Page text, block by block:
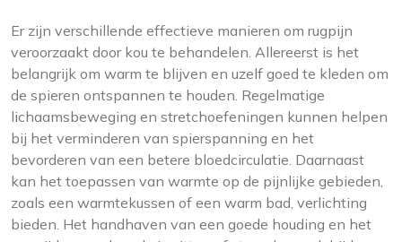
Er zijn verschillende effectieve manieren om rugpijn
veroorzaakt door kou te behandelen. Allereerst is het
belangrijk om warm te blijven en uzelf goed te kleden om
de spieren ontspannen te houden. Regelmatige
lichaamsbeweging en stretchoefeningen kunnen helpen
bij het verminderen van spierspanning en het
bevorderen van een betere bloedcirculatie. Daarnaast
kan het toepassen van warmte op de pijnlijke gebieden,
zoals een warmtekussen of een warm bad, verlichting
bieden. Het handhaven van een goede houding en het